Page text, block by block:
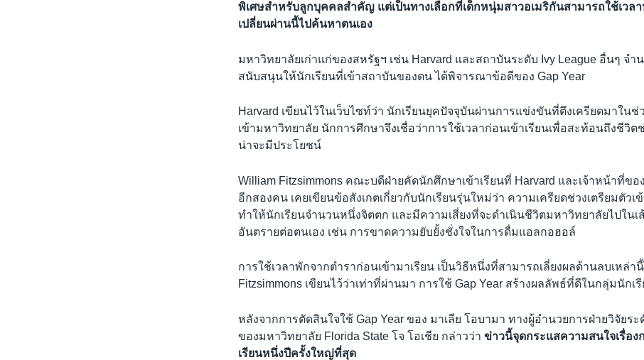
พิเศษสำหรับลูกบุคคลสำคัญ แต่เป็นทางเลือกที่เด็กหนุ่มสาวอเมริกันสามารถใช้เวล
เปลี่ยนผ่านนี้ไปค้นหาตนเอง
มหาวิทยาลัยเก่าแก่ของสหรัฐฯ เช่น Harvard และสถาบันระดับ Ivy League อื่นๆ จำ
สนับสนุนให้นักเรียนที่เข้าสถาบันของตน ได้พิจารณาข้อดีของ Gap Year
Harvard เขียนไว้ในเว็บไซท์ว่า นักเรียนยุคปัจจุบันผ่านการแข่งขันที่ตึงเครียดมาใน
เข้ามหาวิทยาลัย นักการศึกษาจึงเชื่อว่าการใช้เวลาก่อนเข้าเรียนเพื่อสะท้อนถึงชีวิต
น่าจะมีประโยชน์
William Fitzsimmons คณะบดีฝ่ายคัดนักศึกษาเข้าเรียนที่ Harvard และเจ้าหน้าที่ขอ
อีกสองคน เคยเขียนข้อสังเกตเกี่ยวกับนักเรียนรุ่นใหม่ว่า ความเครียดช่วงเตรียมตัวเ
ทำให้นักเรียนจำนวนหนึ่งจิตตก และมีความเสี่ยงที่จะดำเนินชีวิตมหาวิทยาลัยไปในเ
อันตรายต่อตนเอง เช่น การขาดความยับยั้งชั่งใจในการดื่มแอลกอฮอล์
การใช้เวลาพักจากตำราก่อนเข้ามาเรียน เป็นวิธีหนึ่งที่สามารถเลี่ยงผลด้านลบเหล่
Fitzsimmons เขียนไว้ว่าเท่าที่ผ่านมา การใช้ Gap Year สร้างผลลัพธ์ที่ดีในกลุ่มนักเ
หลังจากการตัดสินใจใช้ Gap Year ของ มาเลีย โอบามา ทางผู้อำนวยการฝ่ายวิจัยร
ของมหาวิทยาลัย Florida State โจ โอเชีย กล่าวว่าข่าวนี้จุดกระแสความสนใจเรื่อง
เรียนหนึ่งปีครั้งใหญ่ที่สุด